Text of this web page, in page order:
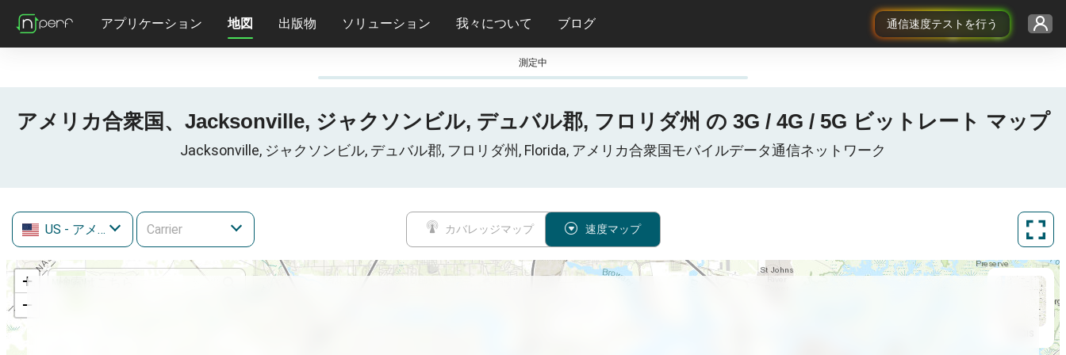
通信速度テストを行う
アプリケーション 地図 出版物 ソリューション 我々について ブログ
測定中
アメリカ合衆国、Jacksonville, ジャクソンビル, デュバル郡, フロリダ州 の 3G / 4G / 5G ビットレート マップ
Jacksonville, ジャクソンビル, デュバル郡, フロリダ州, Florida, アメリカ合衆国モバイルデータ通信ネットワーク
US - アメリカ合衆国 カバレッジマップ 速度マップ
+
−